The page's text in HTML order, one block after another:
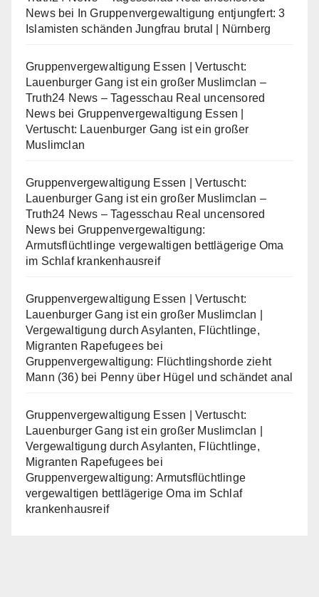
Newsbei
In Gruppenvergewaltigung entjungfert: 3
Islamisten schänden Jungfrau brutal | Nürnberg
Gruppenvergewaltigung Essen | Vertuscht:
Lauenburger Gang ist ein großer Muslimclan –
Truth24 News – Tagesschau Real uncensored
Newsbei Gruppenvergewaltigung Essen |
Vertuscht: Lauenburger Gang ist ein großer
Muslimclan
Gruppenvergewaltigung Essen | Vertuscht:
Lauenburger Gang ist ein großer Muslimclan –
Truth24 News – Tagesschau Real uncensored
Newsbei Gruppenvergewaltigung:
Armutsflüchtlinge vergewaltigen bettlägerige Oma
im Schlaf krankenhausreif
Gruppenvergewaltigung Essen | Vertuscht:
Lauenburger Gang ist ein großer Muslimclan |
Vergewaltigung durch Asylanten, Flüchtlinge,
Migranten Rapefugees bei
Gruppenvergewaltigung: Flüchtlingshorde zieht
Mann (36) bei Penny über Hügel und schändet anal
Gruppenvergewaltigung Essen | Vertuscht:
Lauenburger Gang ist ein großer Muslimclan |
Vergewaltigung durch Asylanten, Flüchtlinge,
Migranten Rapefugees bei
Gruppenvergewaltigung: Armutsflüchtlinge
vergewaltigen bettlägerige Oma im Schlaf
krankenhausreif